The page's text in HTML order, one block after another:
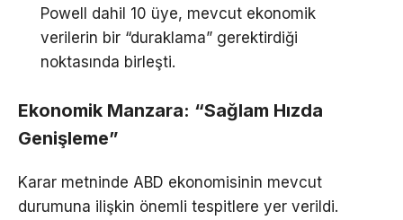
Powell dahil 10 üye, mevcut ekonomik
verilerin bir “duraklama” gerektirdiği
noktasında birleşti.
Ekonomik Manzara: “Sağlam Hızda
Genişleme”
Karar metninde ABD ekonomisinin mevcut
durumuna ilişkin önemli tespitlere yer verildi.